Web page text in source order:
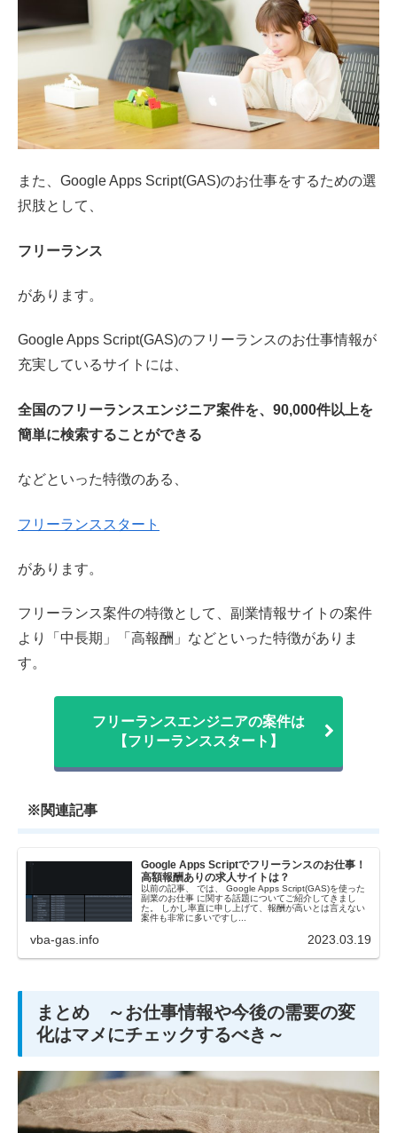
また、Google Apps Script(GAS)のお仕事をするための選
択肢として、
フリーランス
があります。
Google Apps Script(GAS)のフリーランスのお仕事情報が
充実しているサイトには、
全国のフリーランスエンジニア案件を、90,000件以上を
簡単に検索することができる
などといった特徴のある、
フリーランススタート
があります。
フリーランス案件の特徴として、副業情報サイトの案件
より「中長期」「高報酬」などといった特徴がありま
す。
フリーランスエンジニアの案件は
【フリーランススタート】
※関連記事
Google Apps Scriptでフリーランスのお仕事！
高額報酬ありの求人サイトは？
以前の記事、 では、 Google Apps Script(GAS)を使った
副業のお仕事 に関する話題についてご紹介してきまし
た。 しかし率直に申し上げて、報酬が高いとは言えない
案件も非常に多いですし...
vba-gas.info 2023.03.19
まとめ ～お仕事情報や今後の需要の変
化はマメにチェックするべき～